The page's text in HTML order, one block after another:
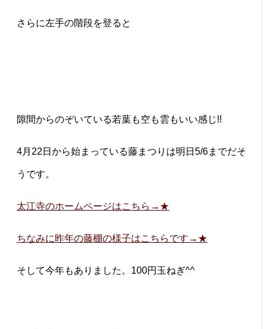
さらに左手の階段を登ると
隙間からのぞいている若葉も空も雲もいい感じ!!
4月22日から始まっている藤まつりは明日5/6までだそ
うです。
太江寺のホームページはこちら→★
ちなみに昨年の藤棚の様子はこちらです→★
そして今年もありました。100円玉ねぎ^^